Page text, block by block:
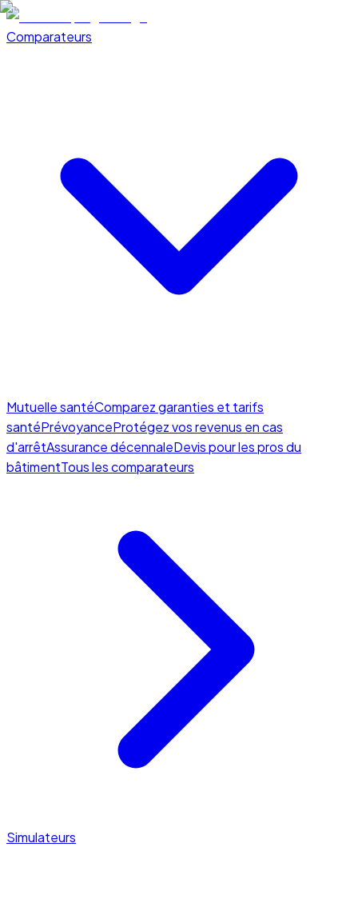
Comparateurs
Mutuelle santéComparez garanties et tarifs
santéPrévoyanceProtégez vos revenus en cas
d'arrêtAssurance décennaleDevis pour les pros du
bâtimentTous les comparateurs
Simulateurs